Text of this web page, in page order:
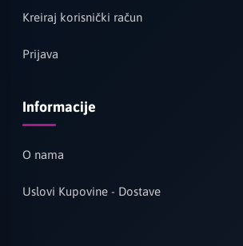
Kreiraj korisnički račun
Prijava
Informacije
O nama
Uslovi Kupovine - Dostave